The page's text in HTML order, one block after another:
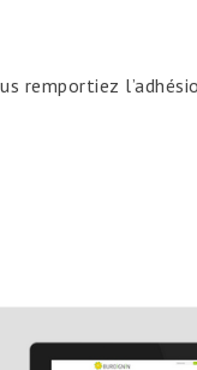
remportiez